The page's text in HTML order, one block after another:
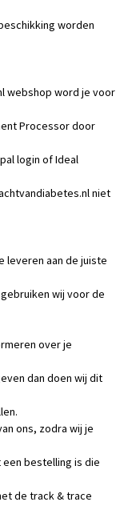
worden
webshop word je voor
Processor door
login of Ideal
niet
leveren aan de juiste
wij voor de
over je
dan doen wij dit
ons, zodra wij je
bestelling is die
de track & trace